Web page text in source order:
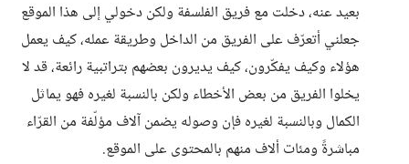
بعيد عنه، دخلت مع فريق الفلسفة ولكن دخولي إلى هذا الموقع
جعلني أتعرّف على الفريق من الداخل وطريقة عمله، كيف يعمل
هؤلاء وكيف يفكّرون، كيف يديرون بعضهم بتراتبية رائعة، قد لا
يخلوا الفريق من بعض الأخطاء ولكن بالنسبة لغيره فهو يماثل
الكمال وبالنسبة لغيره فإن وصوله يضمن آلاف مؤلّفة من القرّاء
مباشرةً ومئات ألاف منهم بالمحتوى على الموقع.